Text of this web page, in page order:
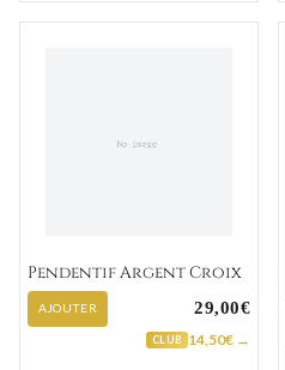
Pendentif Argent Croix
AJOUTER 29,00€
CLUB 14,50€ →